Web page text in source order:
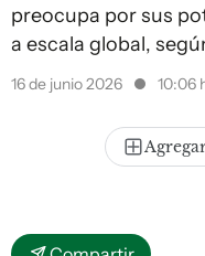
preocupa por sus
a escala global,
16 de junio 2026 10:06